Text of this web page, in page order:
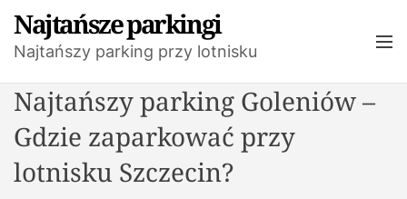
p
Najtańsze parkingi
Najtańszy parking przy lotnisku
M
Najtańszy parking Goleniów –
Gdzie zaparkować przy
lotnisku Szczecin?